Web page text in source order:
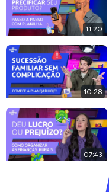
11:20
10:28
07:43